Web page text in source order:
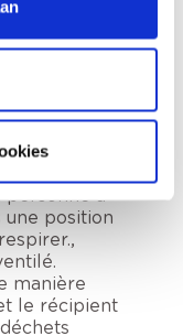
Liquide
provoquer
chaleur, des
des flammes
les vapeurs,
personne à
une position
manière
le récipient